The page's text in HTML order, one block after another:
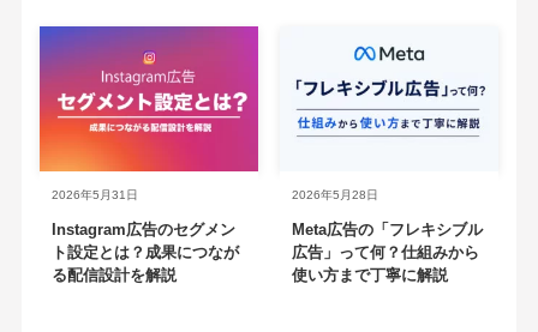
Instagram広告のセグメン
ト設定とは？成果につなが
る配信設計を解説
2026年5月31日
Meta広告の「フレキシブル
広告」って何？仕組みから
使い方まで丁寧に解説
2026年5月28日